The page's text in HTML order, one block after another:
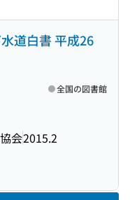
道白書 平成26
会2015.2
全国の図書館